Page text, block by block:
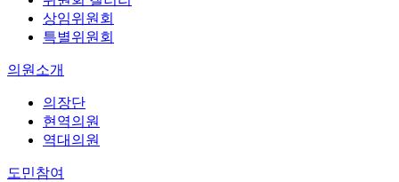
상임위원회
특별위원회
의원소개
의장단
현역의원
역대의원
도민참여